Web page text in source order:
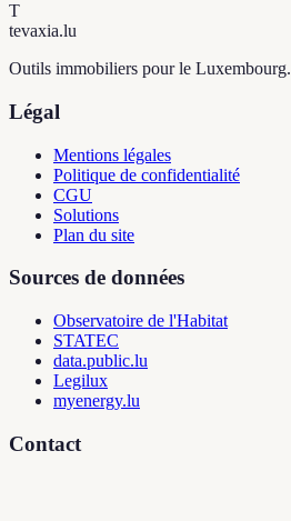
T
tevaxia.lu
Outils immobiliers pour le Luxembourg.
Légal
Mentions légales
Politique de confidentialité
CGU
Solutions
Plan du site
Sources de données
Observatoire de l'Habitat
STATEC
data.public.lu
Legilux
myenergy.lu
Contact